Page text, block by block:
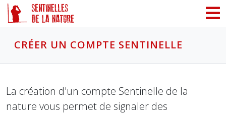
CRÉER UN COMPTE SENTINELLE
La création d'un compte Sentinelle de la
nature vous permet de signaler des
Panneau de gestion des cookies